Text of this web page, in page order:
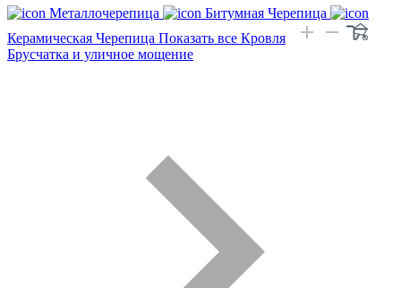
Металлочерепица
Битумная Черепица
Керамическая Черепица Показать все Кровля
Брусчатка и уличное мощение